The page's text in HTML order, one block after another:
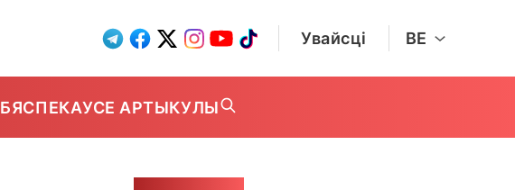
Увайсці BE
БЯСПЕКАУСЕ АРТЫКУЛЫ